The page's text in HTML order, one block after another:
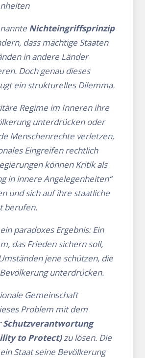
Nichteingriffsprinzip
dass mächtige Staaten
in andere Länder
Doch genau dieses
ein strukturelles Dilemma.
Regime im Inneren ihre
unterdrücken oder
Menschenrechte verletzen,
Eingreifen rechtlich
können Kritik als
in innere Angelegenheiten“
und sich auf ihre staatliche
berufen.
paradoxes Ergebnis: Ein
das Frieden sichern soll,
jene schützen, die
unterdrücken.
Gemeinschaft
Problem mit dem
Schutzverantwortung
to Protect)zu lösen. Die
Staat seine Bevölkerung